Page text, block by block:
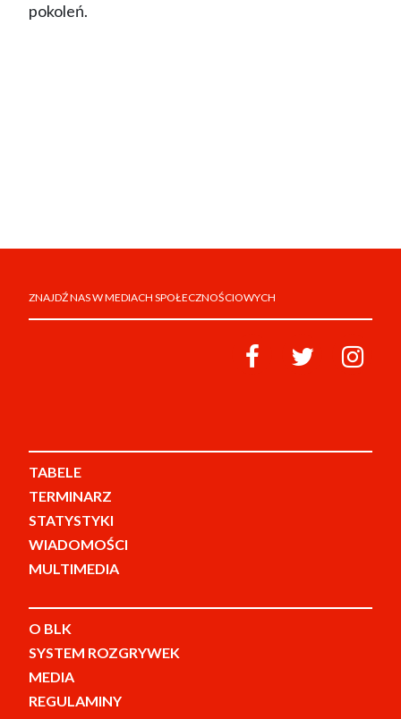
pokoleń.
ZNAJDŹ NAS W MEDIACH SPOŁECZNOŚCIOWYCH
TABELE
TERMINARZ
STATYSTYKI
WIADOMOŚCI
MULTIMEDIA
O BLK
SYSTEM ROZGRYWEK
MEDIA
REGULAMINY